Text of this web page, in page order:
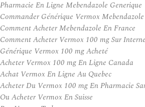
Pharmacie En Ligne Mebendazole Generique
Commander Générique Vermox
Comment Acheter Mebendazole En France
Comment Acheter Vermox 100 mg Sur
Générique Vermox 100 mg Acheté
Acheter Vermox 100 mg En Ligne Canada
Achat Vermox En Ligne Au Quebec
Acheter Du Vermox 100 mg En Pharmacie
Ou Acheter Vermox En Suisse